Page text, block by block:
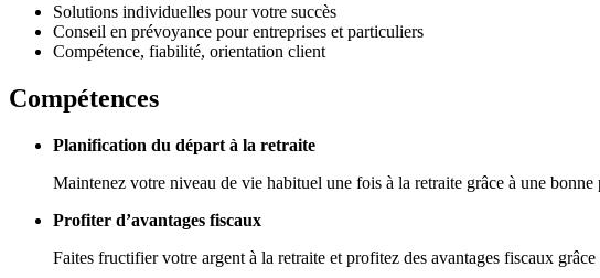
Solutions individuelles pour votre succès
Conseil en prévoyance pour entreprises et particuliers
Compétence, fiabilité, orientation client
Compétences
Planification du départ à la retraite
Maintenez votre niveau de vie habituel une fois à la retraite grâce à une
Profiter d’avantages fiscaux
Faites fructifier votre argent à la retraite et profitez des avantages fiscaux